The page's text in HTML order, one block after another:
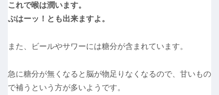
これで喉は潤います。
ぷはーッ！とも出来ますよ。
また、ビールやサワーには糖分が含まれています。
急に糖分が無くなると脳が物足りなくなるので、甘いもの
で補うという方が多いようです。